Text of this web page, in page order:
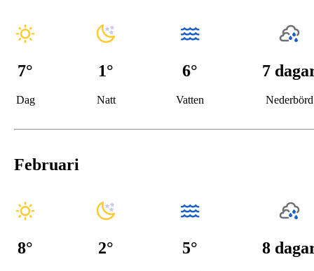
7°
Dag
1°
Natt
6°
Vatten
7
Nederbörd
Februari
8° 2° 5° 8